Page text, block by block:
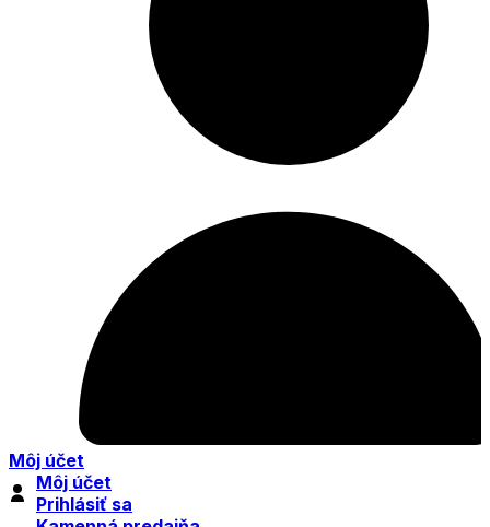
Môj účet
Môj účet
Prihlásiť sa